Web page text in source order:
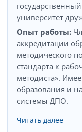
университет
Опыт работы:
аккредитации
методического
стандарта к
методиста».
образования и
системы ДПО.
Читать далее